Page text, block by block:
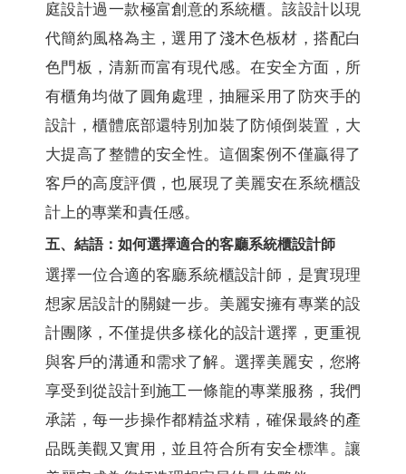
庭設計過一款極富創意的系統櫃。該設計以現
代簡約風格為主，選用了淺木色板材，搭配白
色門板，清新而富有現代感。在安全方面，所
有櫃角均做了圓角處理，抽屜采用了防夾手的
設計，櫃體底部還特別加裝了防傾倒裝置，大
大提高了整體的安全性。這個案例不僅贏得了
客戶的高度評價，也展現了美麗安在系統櫃設
計上的專業和責任感。
五、結語：如何選擇適合的客廳系統櫃設計師
選擇一位合適的客廳系統櫃設計師，是實現理
想家居設計的關鍵一步。美麗安擁有專業的設
計團隊，不僅提供多樣化的設計選擇，更重視
與客戶的溝通和需求了解。選擇美麗安，您將
享受到從設計到施工一條龍的專業服務，我們
承諾，每一步操作都精益求精，確保最終的產
品既美觀又實用，並且符合所有安全標準。讓